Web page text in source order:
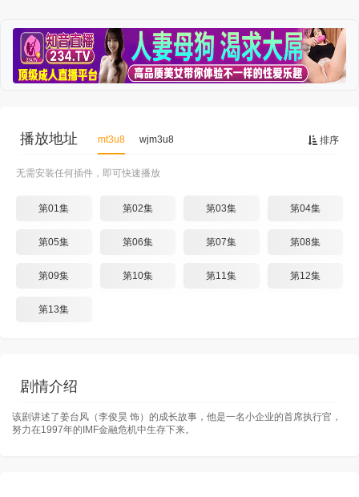
排序
播放地址 mt3u8 wjm3u8
无需安装任何插件，即可快速播放
第01集 第02集 第03集 第04集
第05集 第06集 第07集 第08集
第09集 第10集 第11集 第12集
第13集
剧情介绍
该剧讲述了姜台风（李俊昊 饰）的成长故事，他是一名小企业的首席执行官，
努力在1997年的IMF金融危机中生存下来。